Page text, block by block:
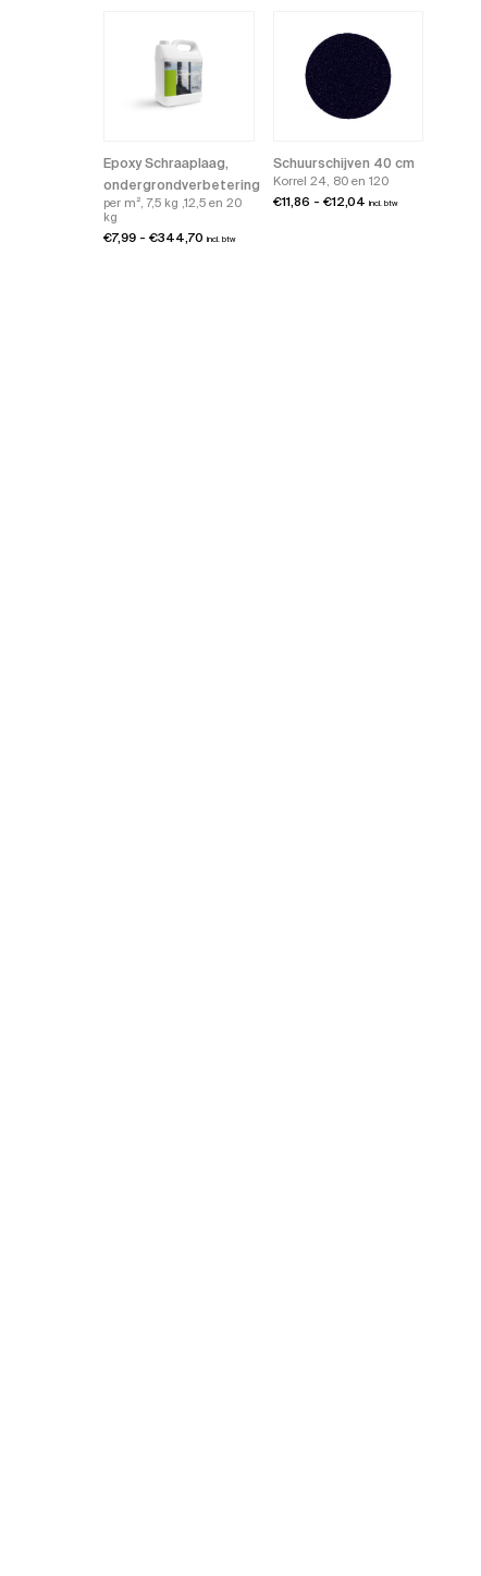
gekozen
productpagina
meerdere
variaties.
gekozen
productpagina
Epoxy Schraaplaag,
ondergrondverbetering
per m², 7,5 kg ,12,5 en 20
kg
€7,99 - €344,70 Prijsklasse:
incl. btw
Schuurschijven 40 cm
Korrel 24, 80 en 120
€11,86 - €12,04Prijsklasse:
incl. btw